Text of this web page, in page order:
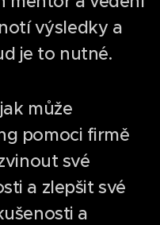
výsledky a
je to nutné.
může
pomoci firmě
své
a zlepšit své
a